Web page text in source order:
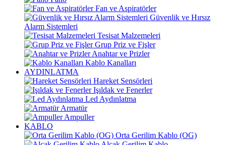
Fan ve Aspiratörler
Güvenlik ve Hırsız
Alarm Sistemleri
Tesisat Malzemeleri
Grup Priz ve Fişler
Anahtar ve Prizler
Kablo Kanalları
AYDINLATMA
Hareket Sensörleri
Işıldak ve Fenerler
Led Aydınlatma
Armatür
Ampuller
KABLO
Orta Gerilim Kablo (OG)